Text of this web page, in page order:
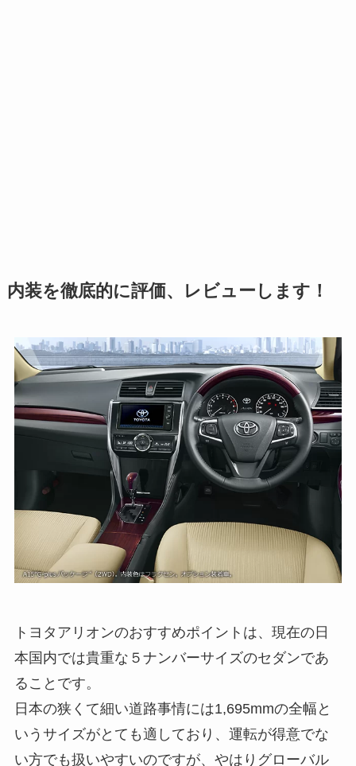
内装を徹底的に評価、レビューします！
トヨタアリオンのおすすめポイントは、現在の日
本国内では貴重な５ナンバーサイズのセダンであ
ることです。
日本の狭くて細い道路事情には1,695mmの全幅と
いうサイズがとても適しており、運転が得意でな
い方でも扱いやすいのですが、やはりグローバル